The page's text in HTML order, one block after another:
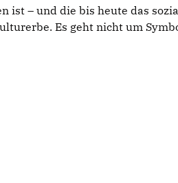
– und die bis heute das
Es geht nicht um